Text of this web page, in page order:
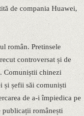
de compania Huawei,
român. Pretinsele
controversat și de
Comuniștii chinezi
și șefii săi comuniști
de a-i împiedica pe
publicații românești